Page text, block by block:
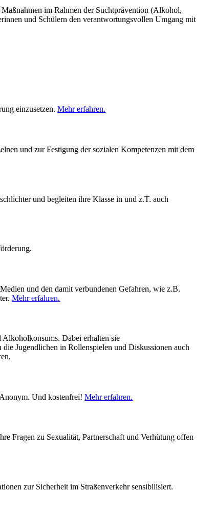
im Rahmen der Suchtprävention (Alkohol,
und Schülern den verantwortungsvollen Umgang mit
einzusetzen.Mehr erfahren.
und zur Festigung der sozialen Kompetenzen mit dem
und begleiten ihre Klasse in und z.T. auch
und den damit verbundenen Gefahren, wie z.B.
Mehr erfahren.
Dabei erhalten sie
Jugendlichen in Rollenspielen und Diskussionen auch
Anonym. Und kostenfrei!Mehr erfahren.
Fragen zu Sexualität, Partnerschaft und Verhütung offen
zur Sicherheit im Straßenverkehr sensibilisiert.